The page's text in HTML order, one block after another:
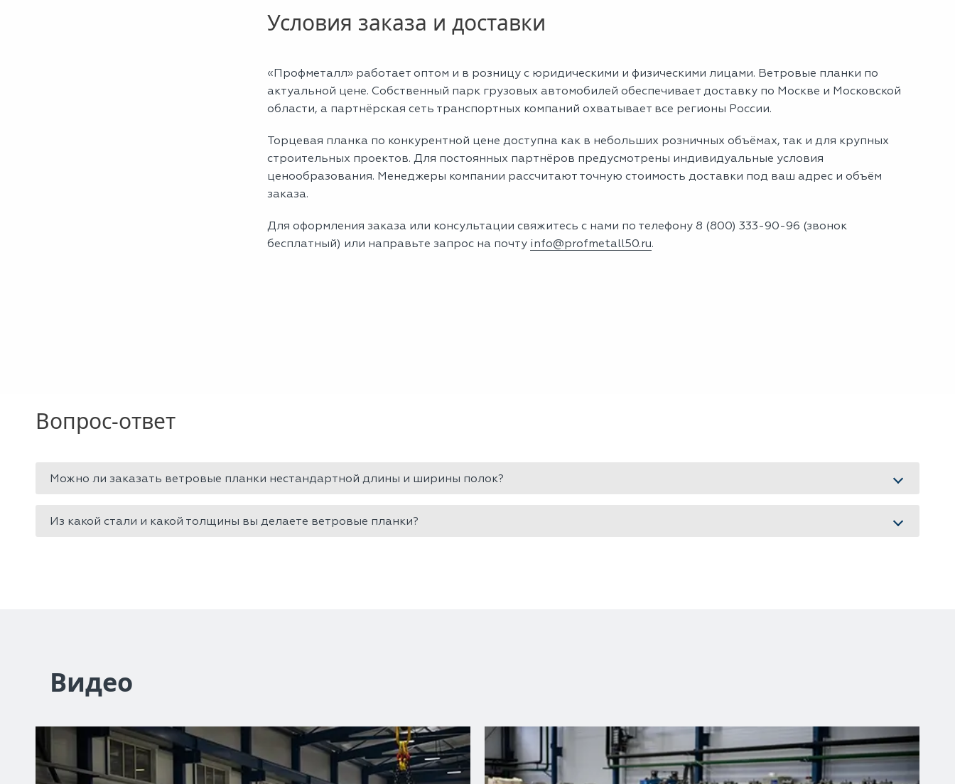
Условия заказа и доставки
«Профметалл» работает оптом и в розницу с юридическими и физическими лицами. Ветровые планки по
актуальной цене. Собственный парк грузовых автомобилей обеспечивает доставку по Москве и Московской
области, а партнёрская сеть транспортных компаний охватывает все регионы России.
Торцевая планка по конкурентной цене доступна как в небольших розничных объёмах, так и для крупных
строительных проектов. Для постоянных партнёров предусмотрены индивидуальные условия
ценообразования. Менеджеры компании рассчитают точную стоимость доставки под ваш адрес и объём
заказа.
Для оформления заказа или консультации свяжитесь с нами по телефону 8 (800) 333-90-96 (звонок
бесплатный) или направьте запрос на почту info@profmetall50.ru.
Вопрос-ответ
Можно ли заказать ветровые планки нестандартной длины и ширины полок?
Из какой стали и какой толщины вы делаете ветровые планки?
Видео